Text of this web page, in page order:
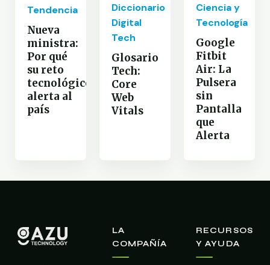
Tendencia
Nueva
ministra:
Por qué
su reto
tecnológico
alerta al
país
Diccionario
Digital
Tech
Glosario
Tech:
Core
Web
Vitals
Ciencia y
Tecnología
Google
Fitbit
Air: La
Pulsera
sin
Pantalla
que
Alerta
LA
COMPAÑÍA
RECURSOS
Y AYUDA